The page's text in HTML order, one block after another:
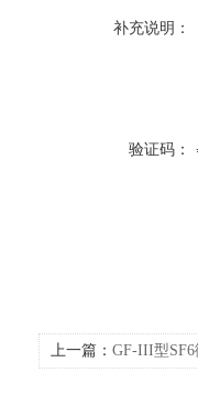
补充说明：
验证码：
上一篇： GF-III型